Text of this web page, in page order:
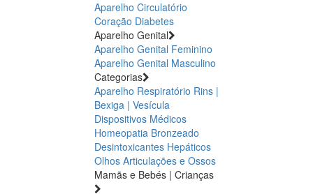
Aparelho Circulatório
Coração Diabetes
Aparelho Genital
Aparelho Genital Feminino
Aparelho Genital Masculino
Categorias
Aparelho Respiratório Rins |
Bexiga | Vesícula
Dispositivos Médicos
Homeopatia Bronzeado
Desintoxicantes Hepáticos
Olhos Articulações e Ossos
Mamãs e Bebés | Crianças